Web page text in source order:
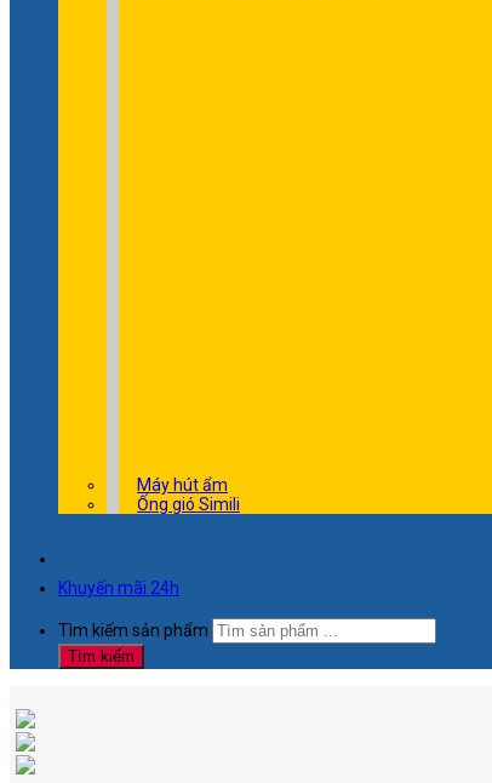
Máy hút ẩm
Ống gió Simili
Liên
Khuyến mãi 24h
Tìm kiếm sản phẩm
Tìm kiếm